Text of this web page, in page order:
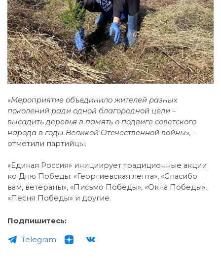
«Мероприятие объединило жителей разных
поколений ради одной благородной цели –
высадить деревья в память о подвиге советского
народа в годы Великой Отечественной войны», -
отметили партийцы.
«Единая Россия» инициирует традиционные акции
ко Дню Победы: «Георгиевская лента», «Спасибо
вам, ветераны», «Письмо Победы», «Окна Победы»,
«Песня Победы» и другие.
Подпишитесь:
Telegram